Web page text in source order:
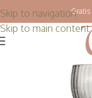
Skip to navigation
Skip to main content
Gratis